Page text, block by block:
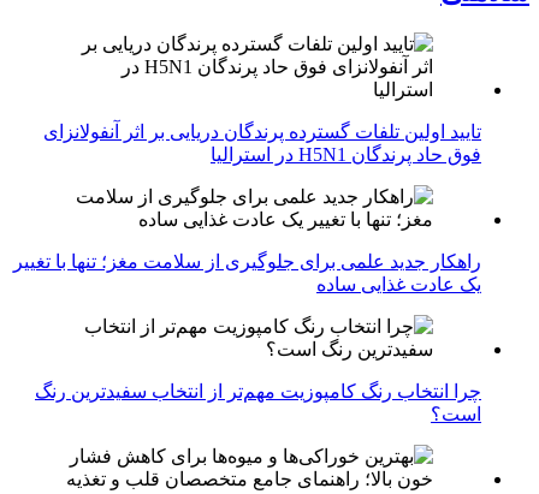
تایید اولین تلفات گسترده پرندگان دریایی بر اثر آنفولانزای
فوق حاد پرندگان H5N1 در استرالیا
راهکار جدید علمی برای جلوگیری از سلامت مغز؛ تنها با تغییر
یک عادت غذایی ساده
چرا انتخاب رنگ کامپوزیت مهم‌تر از انتخاب سفیدترین رنگ
است؟